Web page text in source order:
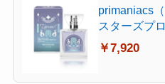
primaniacs
スターズプ
水無世燐央
￥7,920